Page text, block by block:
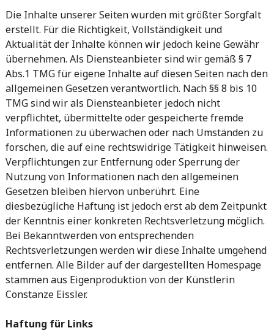
Die Inhalte unserer Seiten wurden mit größter Sorgfalt
erstellt. Für die Richtigkeit, Vollständigkeit und
Aktualität der Inhalte können wir jedoch keine Gewähr
übernehmen. Als Diensteanbieter sind wir gemäß § 7
Abs.1 TMG für eigene Inhalte auf diesen Seiten nach den
allgemeinen Gesetzen verantwortlich. Nach §§ 8 bis 10
TMG sind wir als Diensteanbieter jedoch nicht
verpflichtet, übermittelte oder gespeicherte fremde
Informationen zu überwachen oder nach Umständen zu
forschen, die auf eine rechtswidrige Tätigkeit hinweisen.
Verpflichtungen zur Entfernung oder Sperrung der
Nutzung von Informationen nach den allgemeinen
Gesetzen bleiben hiervon unberührt. Eine
diesbezügliche Haftung ist jedoch erst ab dem Zeitpunkt
der Kenntnis einer konkreten Rechtsverletzung möglich.
Bei Bekanntwerden von entsprechenden
Rechtsverletzungen werden wir diese Inhalte umgehend
entfernen. Alle Bilder auf der dargestellten Homespage
stammen aus Eigenproduktion von der Künstlerin
Constanze Eissler.
Haftung für Links